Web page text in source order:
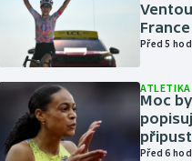
France
Před 5 hod
ATLETIKA
Moc
Před 6 hod